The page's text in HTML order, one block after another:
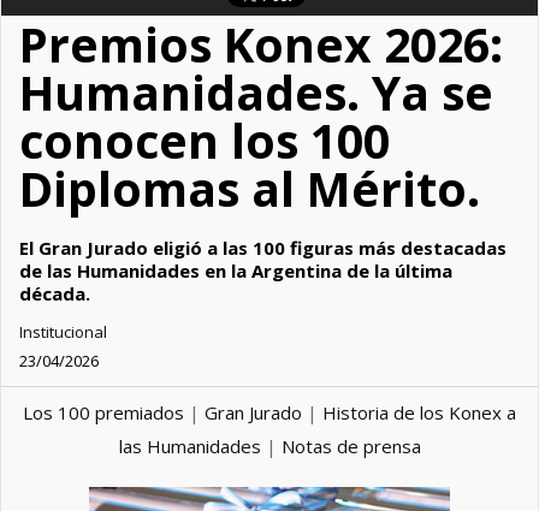
Premios Konex 2026:
Humanidades. Ya se
conocen los 100
Diplomas al Mérito.
El Gran Jurado eligió a las 100 figuras más destacadas
de las Humanidades en la Argentina de la última
década.
Institucional
23/04/2026
Los 100 premiados | Gran Jurado | Historia de los Konex a
las Humanidades | Notas de prensa